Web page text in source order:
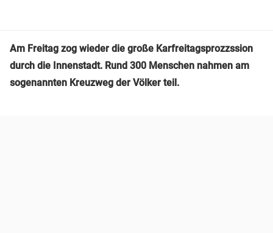
Am Freitag zog wieder die große Karfreitagsprozzssion
durch die Innenstadt. Rund 300 Menschen nahmen am
sogenannten Kreuzweg der Völker teil.